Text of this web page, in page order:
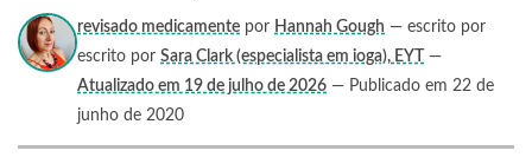
revisado medicamente por Hannah Gough — escrito por
escrito por Sara Clark (especialista em ioga), EYT
—
Atualizado em 19 de julho de 2026 — Publicado em 22 de
junho de 2020